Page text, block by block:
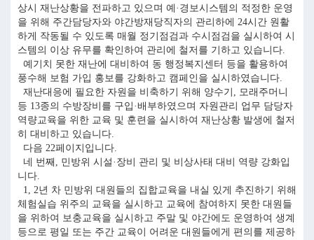
상시 재난상황을 전파하고 있으며 예·경보시스템의 적정한 운영
을 위해 주간담당자와 야간방재당직자의 관리하에 24시간 원활
하게 작동될 수 있도록 매월 정기점검과 수시점검을 실시하여 시
스템의 이상 유무를 확인하여 관리에 철저를 기하고 있습니다.
예기치 못한 재난에 대비하여 동 행정복지센터 등을 활용하여
풍수해 보험 가입 홍보를 강화하고 캠페인을 실시하였습니다.
재난대응에 필요한 자원을 비축하기 위해 양수기, 모래주머니
등 13종의 수방장비를 구입·배부하였으며 자원관리 업무 담당자
역량교육을 위한 교육 및 훈련을 실시하여 재난상황 발생에 철저
히 대비하고 있습니다.
다음 22페이지입니다.
네 번째, 민방위 시설·장비 관리 및 비상사태 대비 역량 강화입
니다.
1, 2년 차 민방위 대원들의 집합교육을 내실 있게 추진하기 위해
체험실습 위주의 교육을 실시하고 교육에 참여하지 못한 대원들
을 위하여 보충교육을 실시하고 주말 및 야간에도 운영하여 생계
등으로 평일 또는 주간 교육이 어려운 대원들에게 편의를 제공하